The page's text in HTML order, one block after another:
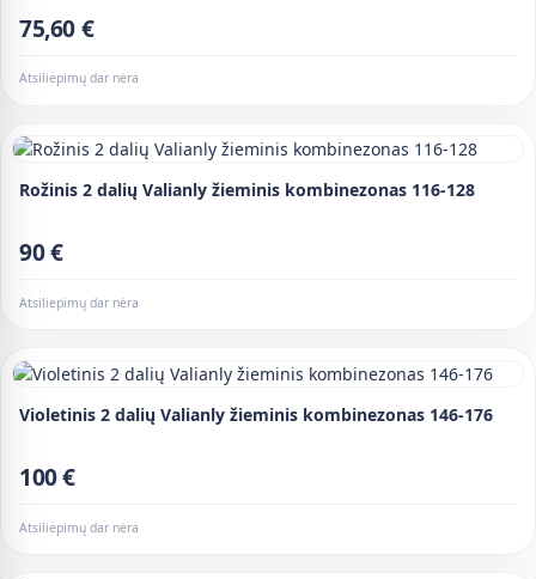
75,60 €
Atsiliepimų dar nėra
Rožinis 2 dalių Valianly žieminis kombinezonas 116-128
90 €
Atsiliepimų dar nėra
Violetinis 2 dalių Valianly žieminis kombinezonas 146-176
100 €
Atsiliepimų dar nėra